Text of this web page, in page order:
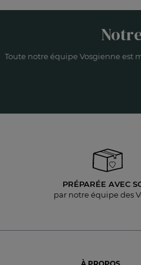
Toute notre équipe Vosgienne est
PRÉPARÉE AVEC
par notre équipe des